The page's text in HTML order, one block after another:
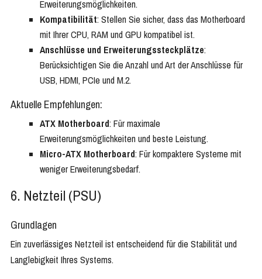
Erweiterungsmöglichkeiten.
Kompatibilität: Stellen Sie sicher, dass das Motherboard
mit Ihrer CPU, RAM und GPU kompatibel ist.
Anschlüsse und Erweiterungssteckplätze:
Berücksichtigen Sie die Anzahl und Art der Anschlüsse für
USB, HDMI, PCIe und M.2.
Aktuelle Empfehlungen:
ATX Motherboard: Für maximale
Erweiterungsmöglichkeiten und beste Leistung.
Micro-ATX Motherboard: Für kompaktere Systeme mit
weniger Erweiterungsbedarf.
6. Netzteil (PSU)
Grundlagen
Ein zuverlässiges Netzteil ist entscheidend für die Stabilität und
Langlebigkeit Ihres Systems.